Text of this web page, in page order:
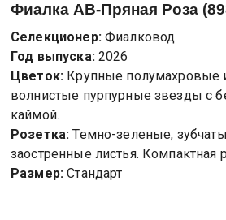
Фиалка АВ-Пряная Роза
Селекционер: Фиалковод
Год выпуска: 2026
Цветок: Крупные полумахровые
волнистые пурпурные звезды с
каймой.
Розетка: Темно-зеленые,
заостренные листья. Компактная
Размер: Стандарт